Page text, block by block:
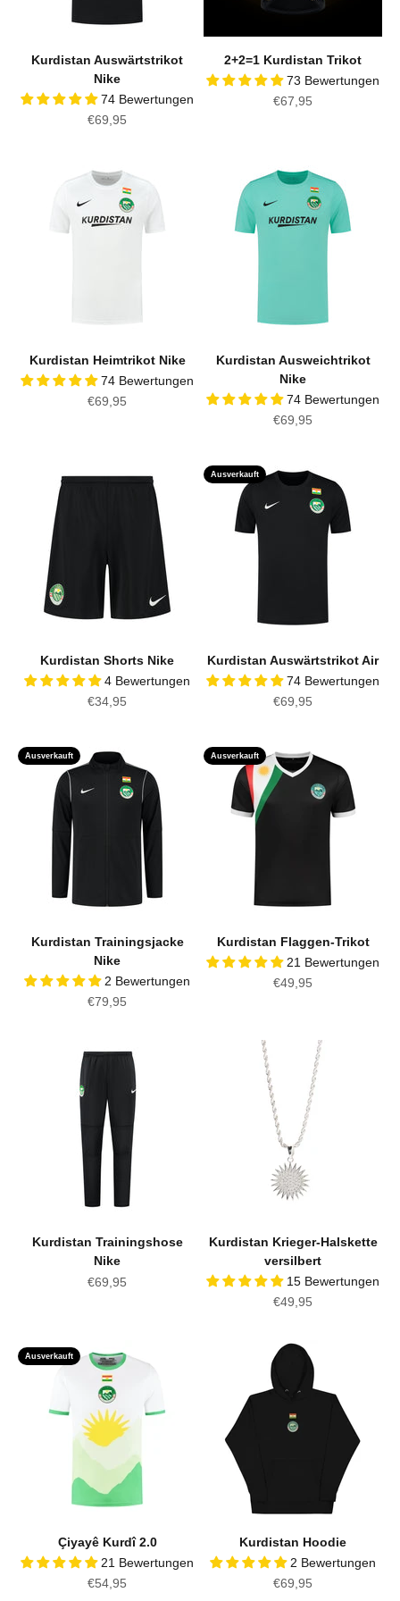
Kurdistan Auswärtstrikot
Nike
74 Bewertungen
Angebot
€69,95
2+2=1 Kurdistan Trikot
73 Bewertungen
Angebot
€67,95
Kurdistan Heimtrikot Nike
74 Bewertungen
Angebot
€69,95
Kurdistan Ausweichtrikot
Nike
74 Bewertungen
Angebot
€69,95
Kurdistan Shorts Nike
4 Bewertungen
Angebot
€34,95
Ausverkauft
Kurdistan Auswärtstrikot Air
74 Bewertungen
Angebot
€69,95
Ausverkauft
Kurdistan Trainingsjacke
Nike
2 Bewertungen
Angebot
€79,95
Ausverkauft
Kurdistan Flaggen-Trikot
21 Bewertungen
Angebot
€49,95
Kurdistan Trainingshose
Nike
Angebot
€69,95
Kurdistan Krieger-Halskette
versilbert
15 Bewertungen
Angebot
€49,95
Ausverkauft
Çiyayê Kurdî 2.0
21 Bewertungen
Angebot
€54,95
Kurdistan Hoodie
2 Bewertungen
Angebot
€69,95